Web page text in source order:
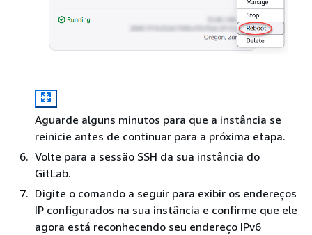
Aguarde alguns minutos para que a instância se
reinicie antes de continuar para a próxima etapa.
Volte para a sessão SSH da sua instância do
GitLab.
Digite o comando a seguir para exibir os endereços
IP configurados na sua instância e confirme que ele
agora está reconhecendo seu endereço IPv6